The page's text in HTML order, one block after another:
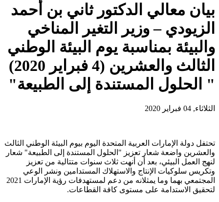
بيان معالي الدكتور ثاني بن أحمد
الزيودي – وزير التغير المناخي
والبيئة بمناسبة يوم البيئة الوطني
الثالث والعشرين (4 فبراير 2020)
" الحلول المستندة إلى الطبيعة"
الثلاثاء, 04 فبراير 2020
تحتفل دولة الإمارات العربية المتحدة اليوم بيوم البيئة الوطني الثالث
والعشرين واضعة شعار تعزيز "الحلول المستندة إلى الطبيعة" شعار
لنهج العمل البيئي، بعد أن أنهت ثلاث سنوات متتالية من تعزيز
وتكريس سلوكيات الإنتاج والاستهلاك المستدامين ونشر الوعي
المجتمعي بهما وما يمثلانه من دعم لمستهدفات رؤية الإمارات 2021
لتحقيق الاستدامة على مستوى كافة القطاعات.